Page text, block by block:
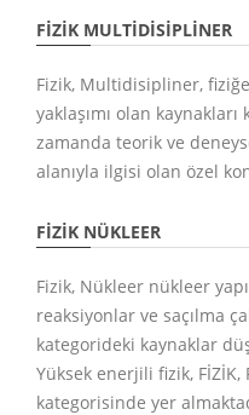
FIZIK MULTIDISIPLINER
Fizik, Multidisipliner,
yaklaşımı olan
zamanda teorik ve
alanıyla ilgisi olan özel
FIZIK NÜKLEER
Fizik, Nükleer nükleer
reaksiyonlar ve saçılma
kategorideki kaynaklar
Yüksek enerjili fizik, FİZİK,
kategorisinde yer